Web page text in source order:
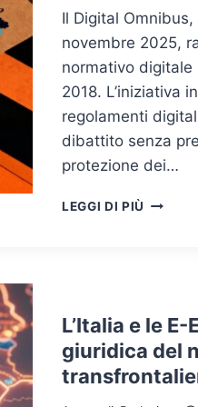
Il Digital
novembre 2025,
normativo digitale
2018. L’iniziativa
regolamenti
dibattito senza
protezione dei…
LEGGI DI PIÙ DIGITAL
TRA
L’Italia e le
giuridica del